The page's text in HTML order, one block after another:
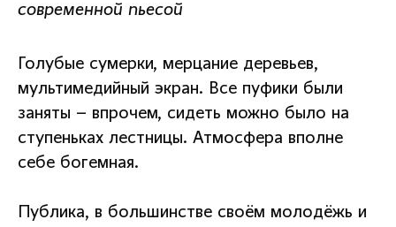
современной пьесой
Голубые сумерки, мерцание деревьев,
мультимедийный экран. Все пуфики были
заняты – впрочем, сидеть можно было на
ступеньках лестницы. Атмосфера вполне
себе богемная.
Публика, в большинстве своём молодёжь и